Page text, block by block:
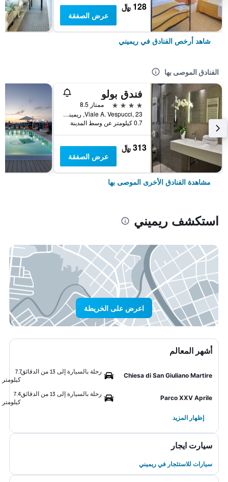
128 ﷼
عرض الصفقة
شاهد أرخص الفنادق في ريميني
الفنادق الموصى بها
فندق بولو
4 نجوم
ممتاز 8.5
Viale A. Vespucci, 23, ريميني, مقاطعة ريميني, إيطاليا
0.7 كيلومتر عن وسط المدينة
313 ﷼
عرض الصفقة
مشاهدة الفنادق الأخرى الموصى بها
استكشف ريميني
اعرض على الخريطة
أشهر المعالم
Chiesa di San Giuliano Martire
رحلة بالسيارة إلى 13 من الدقائق
7.7
كيلومتر
Parco XXV Aprile
رحلة بالسيارة إلى 13 من الدقائق
7.4
كيلومتر
إظهار المزيد
سيارت ايجار
سيارات للاستئجار في ريميني